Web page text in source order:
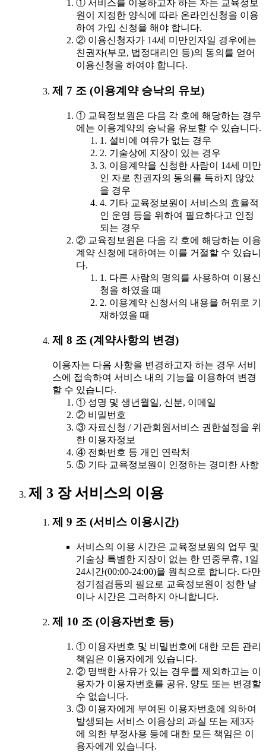
① 서비스를 이용하고자 하는 자는 교육정보
원이 지정한 양식에 따라 온라인신청을 이용
하여 가입 신청을 해야 합니다.
② 이용신청자가 14세 미만인자일 경우에는
친권자(부모, 법정대리인 등)의 동의를 얻어
이용신청을 하여야 합니다.
제 7 조 (이용계약 승낙의 유보)
① 교육정보원은 다음 각 호에 해당하는 경우
에는 이용계약의 승낙을 유보할 수 있습니다.
1. 설비에 여유가 없는 경우
2. 기술상에 지장이 있는 경우
3. 이용계약을 신청한 사람이 14세 미만
인 자로 친권자의 동의를 득하지 않았
을 경우
4. 기타 교육정보원이 서비스의 효율적
인 운영 등을 위하여 필요하다고 인정
되는 경우
② 교육정보원은 다음 각 호에 해당하는 이용
계약 신청에 대하여는 이를 거절할 수 있습니
다.
1. 다른 사람의 명의를 사용하여 이용신
청을 하였을 때
2. 이용계약 신청서의 내용을 허위로 기
재하였을 때
제 8 조 (계약사항의 변경)
이용자는 다음 사항을 변경하고자 하는 경우 서비
스에 접속하여 서비스 내의 기능을 이용하여 변경
할 수 있습니다.
① 성명 및 생년월일, 신분, 이메일
② 비밀번호
③ 자료신청 / 기관회원서비스 권한설정을 위
한 이용자정보
④ 전화번호 등 개인 연락처
⑤ 기타 교육정보원이 인정하는 경미한 사항
제 3 장 서비스의 이용
제 9 조 (서비스 이용시간)
서비스의 이용 시간은 교육정보원의 업무 및
기술상 특별한 지장이 없는 한 연중무휴, 1일
24시간(00:00-24:00)을 원칙으로 합니다. 다만
정기점검등의 필요로 교육정보원이 정한 날
이나 시간은 그러하지 아니합니다.
제 10 조 (이용자번호 등)
① 이용자번호 및 비밀번호에 대한 모든 관리
책임은 이용자에게 있습니다.
② 명백한 사유가 있는 경우를 제외하고는 이
용자가 이용자번호를 공유, 양도 또는 변경할
수 없습니다.
③ 이용자에게 부여된 이용자번호에 의하여
발생되는 서비스 이용상의 과실 또는 제3자
에 의한 부정사용 등에 대한 모든 책임은 이
용자에게 있습니다.